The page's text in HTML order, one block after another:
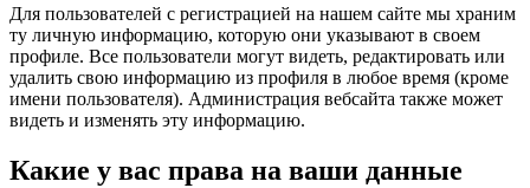
Для пользователей с регистрацией на нашем сайте мы храним
ту личную информацию, которую они указывают в своем
профиле. Все пользователи могут видеть, редактировать или
удалить свою информацию из профиля в любое время (кроме
имени пользователя). Администрация вебсайта также может
видеть и изменять эту информацию.
Какие у вас права на ваши данные